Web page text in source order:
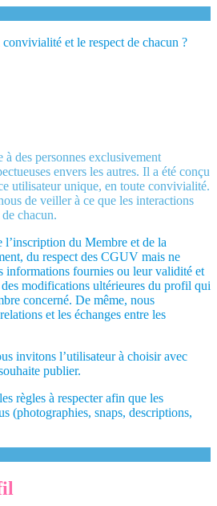
et le respect de chacun ?
à des personnes exclusivement
envers les autres. Il a été conçu
utilisateur unique, en toute convivialité.
de veiller à ce que les interactions
chacun.
l’inscription du Membre et de la
du respect des CGUV mais ne
informations fournies ou leur validité et
des modifications ultérieures du profil qui
concerné. De même, nous
et les échanges entre les
invitons l’utilisateur à choisir avec
publier.
règles à respecter afin que les
(photographies, snaps, descriptions,